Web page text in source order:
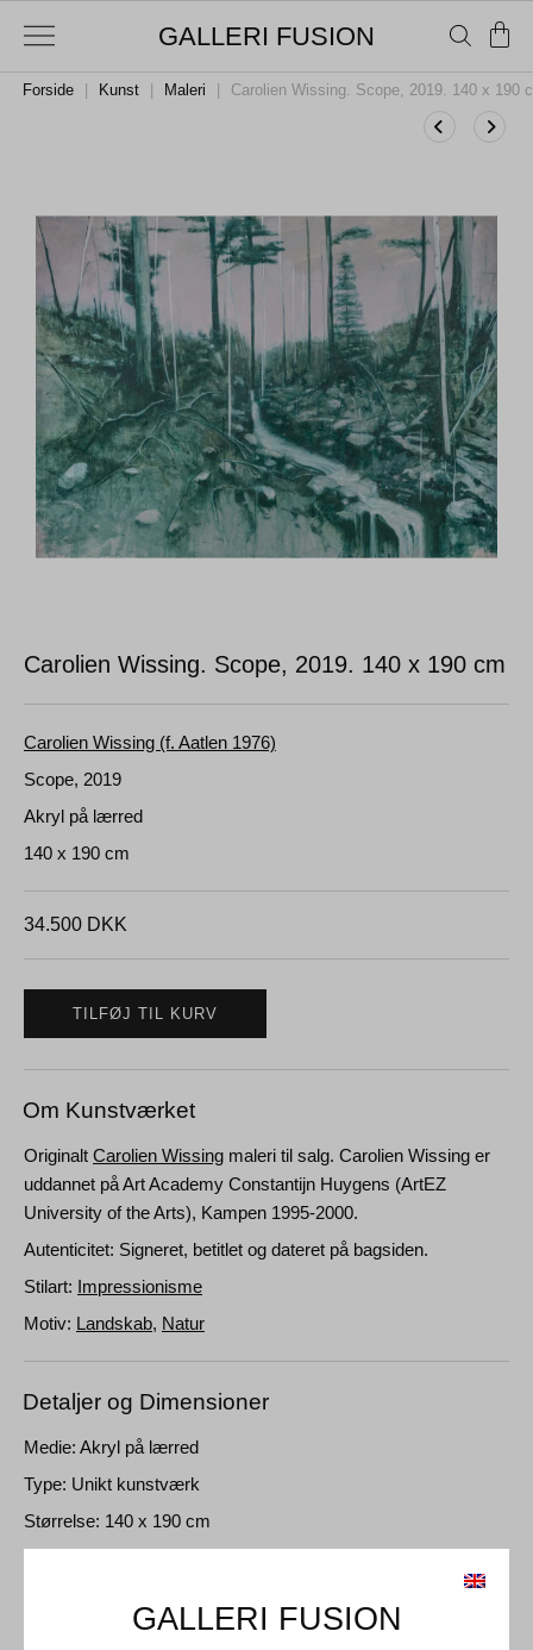
GALLERI FUSION
Forside Kunst Maleri Carolien Wissing. Scope, 2019. 140 x 190
Carolien Wissing. Scope, 2019. 140 x 190 cm
Carolien Wissing (f. Aatlen 1976)
Scope, 2019
Akryl på lærred
140 x 190 cm
34.500 DKK
TILFØJ TIL KURV
Om Kunstværket
Originalt Carolien Wissing maleri til salg. Carolien Wissing er
uddannet på Art Academy Constantijn Huygens (ArtEZ
University of the Arts), Kampen 1995-2000.
Autenticitet: Signeret, betitlet og dateret på bagsiden.
Stilart: Impressionisme
Motiv: Landskab, Natur
Detaljer og Dimensioner
Medie: Akryl på lærred
Type: Unikt kunstværk
Størrelse: 140 x 190 cm
Forsendelse og Retur
GALLERI FUSION